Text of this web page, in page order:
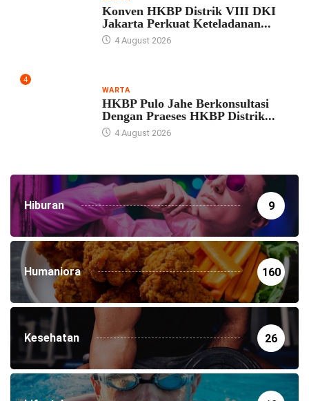
Konven HKBP Distrik VIII DKI
Jakarta Perkuat Keteladanan...
4 August 2026
4
WARTA
HKBP Pulo Jahe Berkonsultasi
Dengan Praeses HKBP Distrik...
4 August 2026
Hiburan 9
Humaniora 160
Kesehatan 26